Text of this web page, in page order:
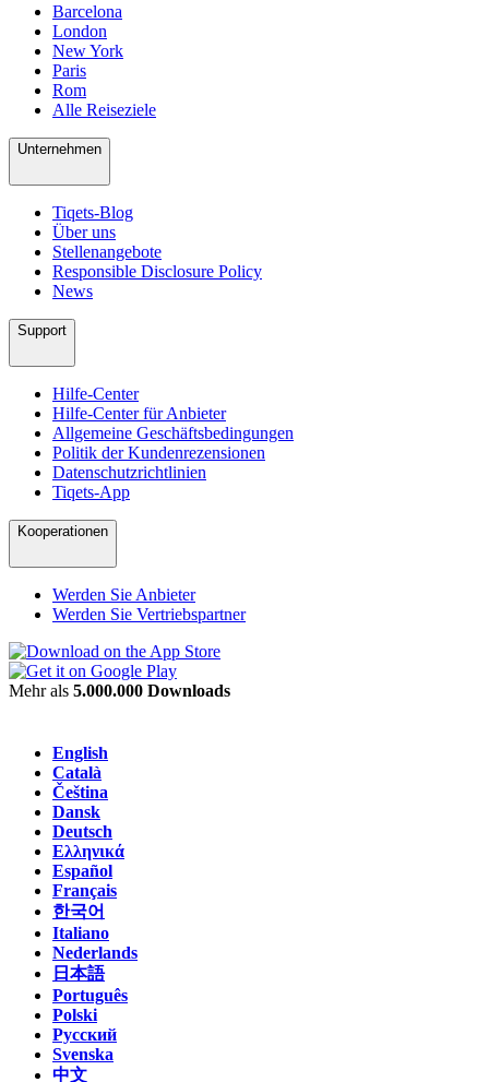
Barcelona
London
New York
Paris
Rom
Alle Reiseziele
Unternehmen
Tiqets-Blog
Über uns
Stellenangebote
Responsible Disclosure Policy
News
Support
Hilfe-Center
Hilfe-Center für Anbieter
Allgemeine Geschäftsbedingungen
Politik der Kundenrezensionen
Datenschutzrichtlinien
Tiqets-App
Kooperationen
Werden Sie Anbieter
Werden Sie Vertriebspartner
Mehr als 5.000.000 Downloads
English
Català
Čeština
Dansk
Deutsch
Ελληνικά
Español
Français
한국어
Italiano
Nederlands
日本語
Português
Polski
Русский
Svenska
中文